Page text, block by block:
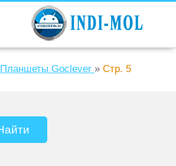
Планшеты Goclever » Стр. 5